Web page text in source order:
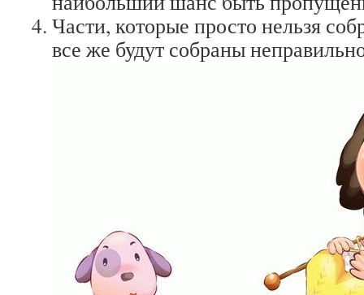
Части, которые просто нельзя
все же будут собраны